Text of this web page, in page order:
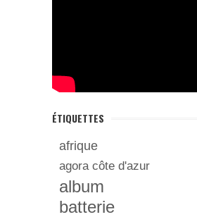
ÉTIQUETTES
afrique
agora côte d'azur
album
batterie